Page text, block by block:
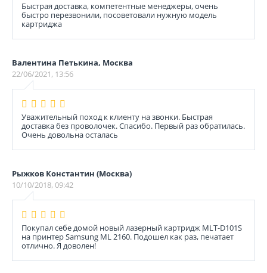
Быстрая доставка, компетентные менеджеры, очень
быстро перезвонили, посоветовали нужную модель
картриджа
Валентина Петькина, Москва
22/06/2021, 13:56
Уважительный поход к клиенту на звонки. Быстрая
доставка без проволочек. Спасибо. Первый раз обратилась.
Очень довольна осталась
Рыжков Константин (Москва)
10/10/2018, 09:42
Покупал себе домой новый лазерный картридж MLT-D101S
на принтер Sаmsung ML 2160. Подошел как раз, печатает
отлично. Я доволен!